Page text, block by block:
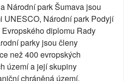
Národní park Šumava jsou
UNESCO, Národní park Podyjí
diplomu Rady
parky jsou členy
než 400 evropských
území a její skupiny
chráněná území.